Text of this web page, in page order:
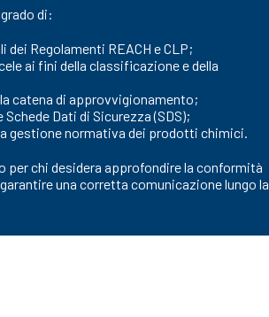
di:
Regolamenti REACH e CLP;
ai fini della classificazione e della
catena di approvvigionamento;
Dati di Sicurezza (SDS);
gestione normativa dei prodotti chimici.
chi desidera approfondire la conformità
una corretta comunicazione lungo la